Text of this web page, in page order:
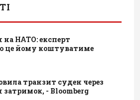
НАТО: експерт
це йому коштуватиме
транзит суден через
затримок, - Bloomberg